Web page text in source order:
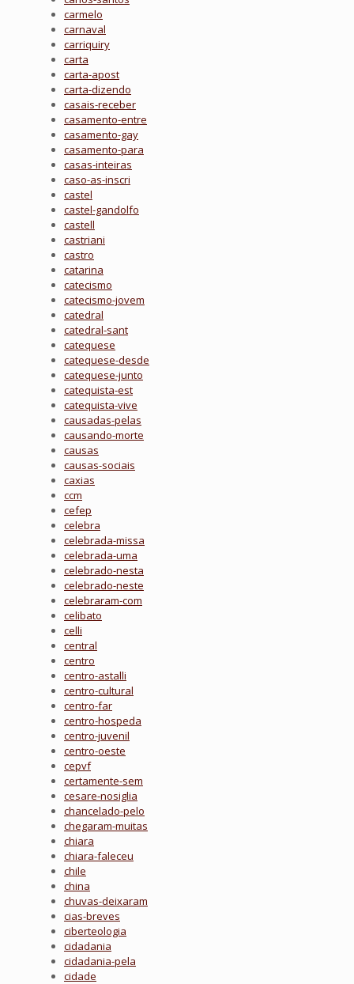
carmelo
carnaval
carriquiry
carta
carta-apost
carta-dizendo
casais-receber
casamento-entre
casamento-gay
casamento-para
casas-inteiras
caso-as-inscri
castel
castel-gandolfo
castell
castriani
castro
catarina
catecismo
catecismo-jovem
catedral
catedral-sant
catequese
catequese-desde
catequese-junto
catequista-est
catequista-vive
causadas-pelas
causando-morte
causas
causas-sociais
caxias
ccm
cefep
celebra
celebrada-missa
celebrada-uma
celebrado-nesta
celebrado-neste
celebraram-com
celibato
celli
central
centro
centro-astalli
centro-cultural
centro-far
centro-hospeda
centro-juvenil
centro-oeste
cepvf
certamente-sem
cesare-nosiglia
chancelado-pelo
chegaram-muitas
chiara
chiara-faleceu
chile
china
chuvas-deixaram
cias-breves
ciberteologia
cidadania
cidadania-pela
cidade